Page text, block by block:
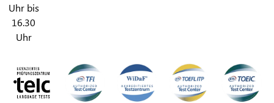
Uhr bis
16.30
Uhr